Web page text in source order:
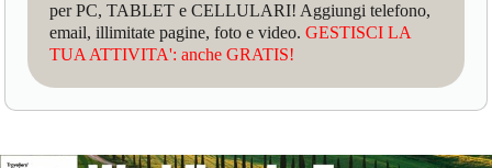
per PC, TABLET e CELLULARI! Aggiungi telefono,
email, illimitate pagine, foto e video.GESTISCI LA
TUA ATTIVITA': anche GRATIS!